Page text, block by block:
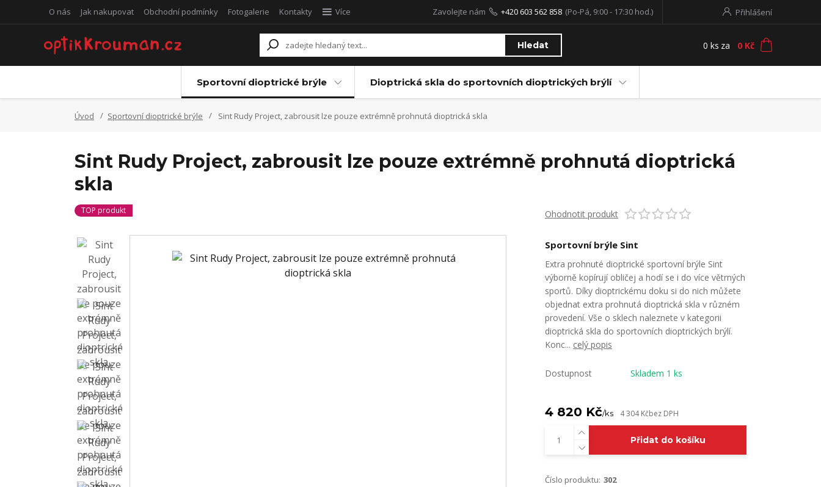
O nás Jak nakupovat Obchodní podmínky Fotogalerie Kontakty Více Přihlášení
Hledat
Zavolejte nám +420 603 562 858 (Po-Pá, 9:00 - 17:30 hod.)
0 ks za 0 Kč
Sportovní dioptrické brýle Dioptrická skla do sportovních dioptrických brýlí
Úvod Sportovní dioptrické brýle Sint Rudy Project, zabrousit lze pouze extrémně prohnutá dioptrická skla
Sint Rudy Project, zabrousit lze pouze extrémně prohnutá dioptrická
skla
TOP produkt Ohodnotit produkt
Sportovní brýle Sint
Extra prohnuté dioptrické sportovní brýle Sint
výborně kopírují obličej a hodí se i do více větrných
sportů. Díky dioptrickému doku si do nich můžete
objednat extra prohnutá dioptrická skla v různém
provedení. Vše o sklech naleznete v kategorii
dioptrická skla do sportovních dioptrických brýlí.
Konc... celý popis
Dostupnost Skladem 1 ks
4 820 Kč/ks 4 304 Kčbez DPH
Přidat do košíku
Číslo produktu: 302